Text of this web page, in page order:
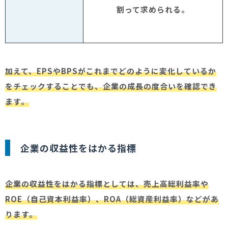
割って求められる。
加えて、EPSやBPSがこれまでどのように変化しているか
をチェックすることでも、企業の成長の度合いを確認でき
ます。
企業の収益性をはかる指標
企業の収益性をはかる指標としては、売上高総利益率や
ROE（自己資本利益率）、ROA（総資産利益率）などがあ
ります。